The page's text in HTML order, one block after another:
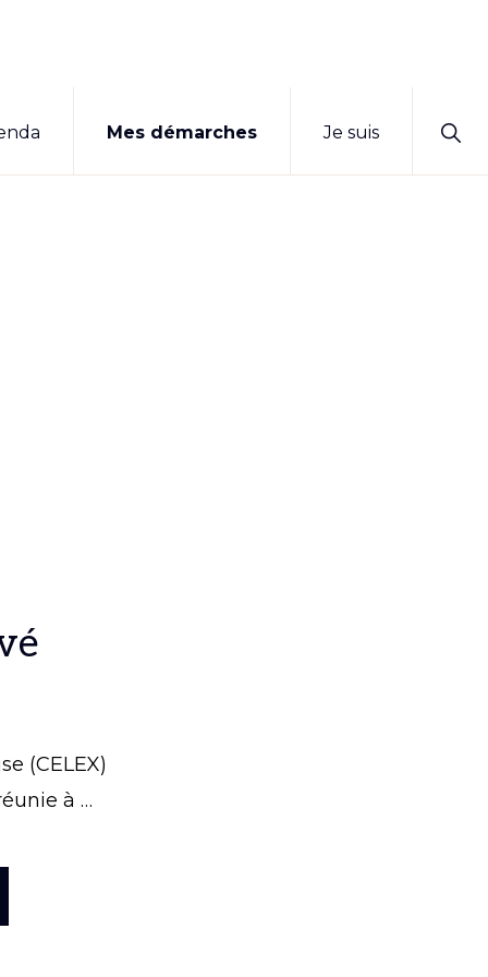
Mes démarches Je suis
(CELEX)
à …